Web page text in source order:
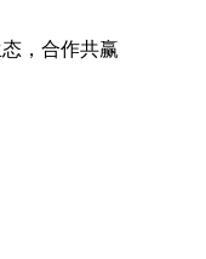
，合作共赢